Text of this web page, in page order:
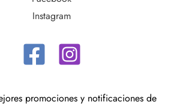
Instagram
promociones y notificaciones de